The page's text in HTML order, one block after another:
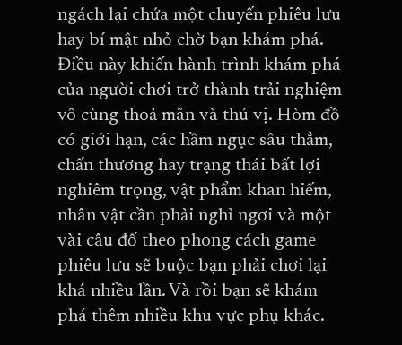
ngách lại chứa một chuyến phiêu lưu
hay bí mật nhỏ chờ bạn khám phá.
Điều này khiến hành trình khám phá
của người chơi trở thành trải nghiệm
vô cùng thoả mãn và thú vị. Hòm đồ
có giới hạn, các hầm ngục sâu thẳm,
chấn thương hay trạng thái bất lợi
nghiêm trọng, vật phẩm khan hiếm,
nhân vật cần phải nghỉ ngơi và một
vài câu đố theo phong cách game
phiêu lưu sẽ buộc bạn phải chơi lại
khá nhiều lần. Và rồi bạn sẽ khám
phá thêm nhiều khu vực phụ khác.